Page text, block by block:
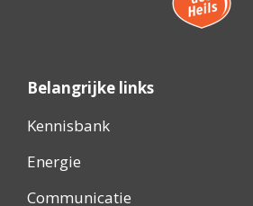
Belangrijke links
Kennisbank
Energie
Communicatie